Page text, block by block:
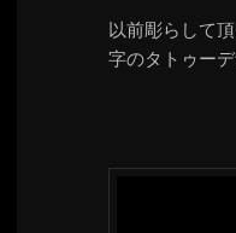
以前彫らして
字のタトゥーデ